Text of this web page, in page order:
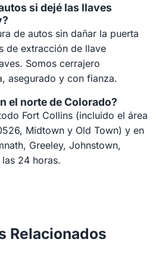
si dejé las llaves
de autos sin dañar la puerta
de extracción de llave
Somos cerrajero
asegurado y con fianza.
el norte de Colorado?
Fort Collins (incluido el área
Midtown y Old Town) y en
Greeley, Johnstown,
24 horas.
Relacionados